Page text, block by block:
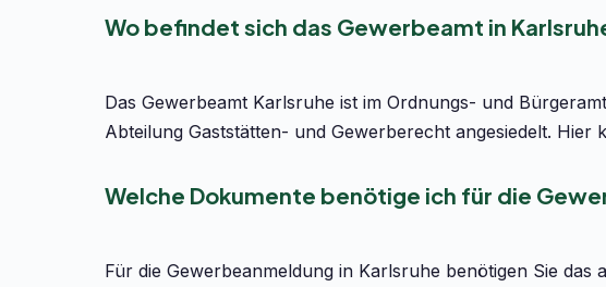
Wo befindet sich das Gewerbeamt in
Das Gewerbeamt Karlsruhe ist im Ordnungs- und
Abteilung Gaststätten- und Gewerberecht angesiedelt. Hier
Welche Dokumente benötige ich für die
Für die Gewerbeanmeldung in Karlsruhe benötigen Sie